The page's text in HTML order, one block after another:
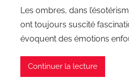
Les ombres, dans
ont toujours suscité
évoquent des émotions
Continuer la lecture